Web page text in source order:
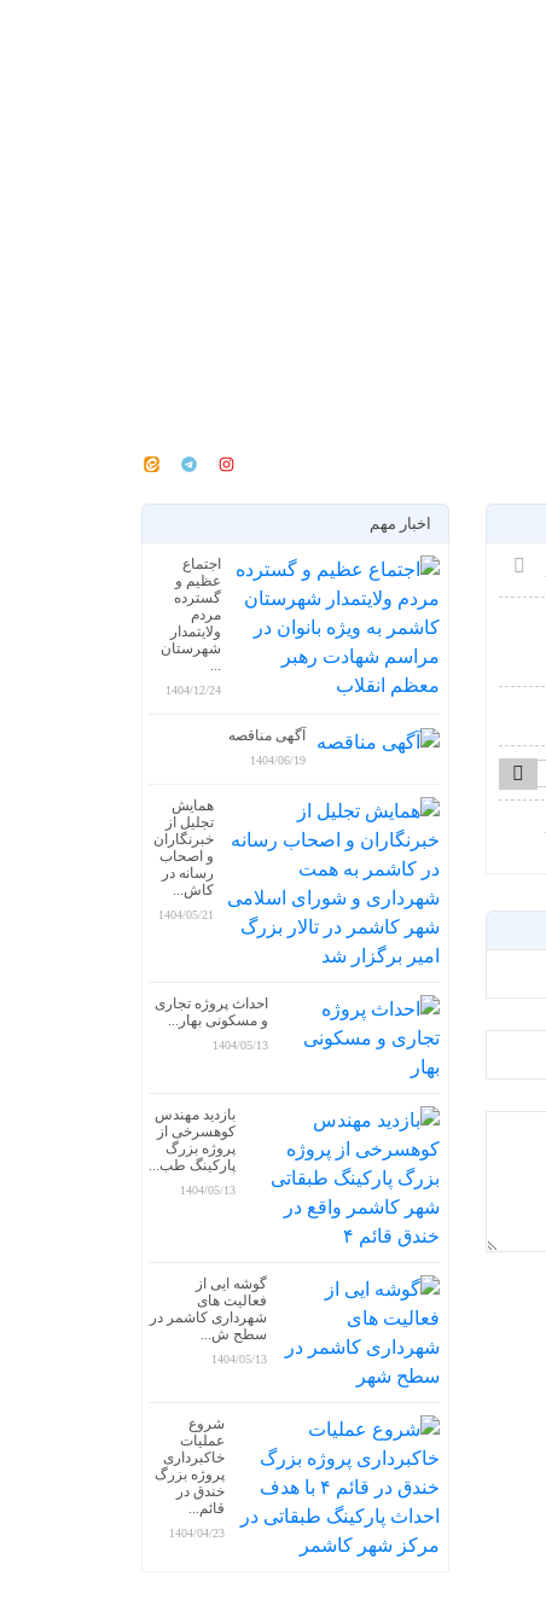
اخبار مهم
اجتماع
عظیم و
گسترده
مردم
ولایتمدار
شهرستان
...
1404/12/24
آگهی مناقصه
1404/06/19
همایش
تجلیل از
خبرنگاران
و اصحاب
رسانه در
کاش...
1404/05/21
احداث پروژه تجاری
و مسکونی بهار...
1404/05/13
بازدید مهندس
کوهسرخی از
پروژه بزرگ
پارکینگ طب...
1404/05/13
گوشه ایی از
فعالیت های
شهرداری کاشمر در
سطح ش...
1404/05/13
شروع
عملیات
خاکبرداری
پروژه بزرگ
خندق در
قائم...
1404/04/23